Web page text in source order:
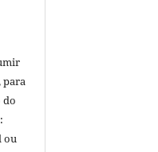
para
do
ou